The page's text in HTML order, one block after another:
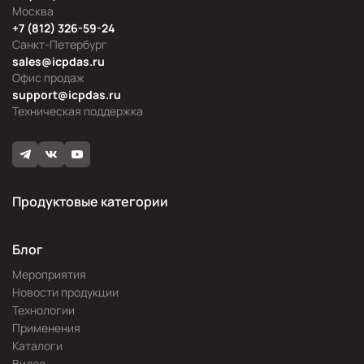
Москва
Офис продаж
sales@icpdas.ru
Санкт-Петербург
+7 (812) 326-59-24
Техническая поддержка
support@icpdas.ru
Продуктовые категории
Блог
Мероприятия
Новости продукции
Технологии
Применения
Каталоги